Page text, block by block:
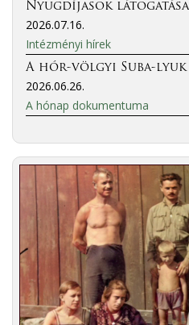
Nyugdíjasok
2026.07.16.
Intézményi hírek
A hór-völgyi Suba-
2026.06.26.
A hónap dokumentuma